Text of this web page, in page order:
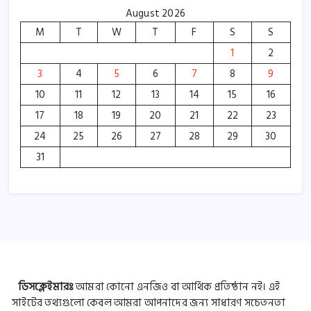
August 2026
M
T W T F S
S
1
2
3
4 5 6 7 8
9
10
11 12 13 14 15
16
17
18 19 20 21 22
23
24
25 26 27 28 29
30
31
ডিসক্লেইমারঃআমরা কোনো এনজিও বা আর্থিক প্রতিষ্ঠান নই। এই
সাইটের তথ্যগুলো কেবল আমরা আপনাদের জন্য সাধারণ সচেতনতা